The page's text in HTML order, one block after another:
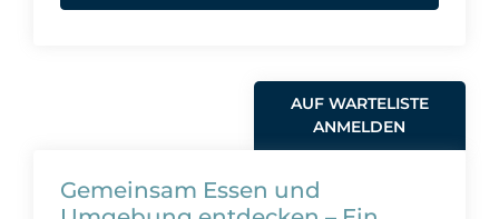
AUF WARTELISTE
ANMELDEN
Gemeinsam Essen und